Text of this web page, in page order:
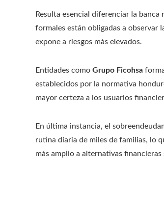
Resulta esencial diferenciar la
formales están obligadas a observar
expone a riesgos más elevados.
Entidades como Grupo Ficohsa
establecidos por la normativa
mayor certeza a los usuarios
En última instancia, el
rutina diaria de miles de familias, lo
más amplio a alternativas financieras